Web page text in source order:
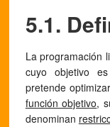
5.1.
La programación
cuyo objetivo
pretende
función objetivo,
denominan